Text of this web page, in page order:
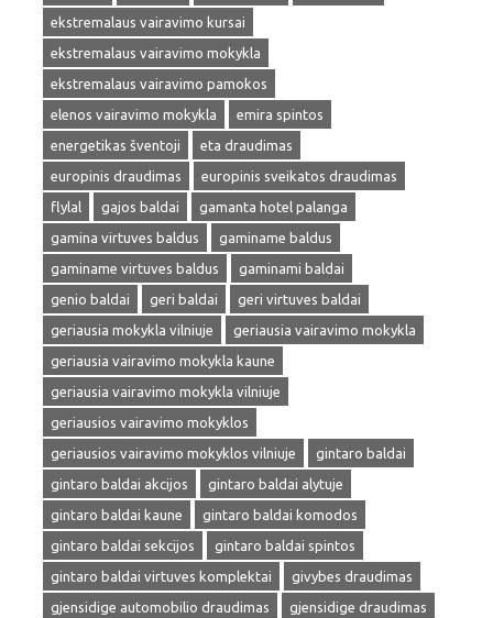
ekstremalaus vairavimo kursai
ekstremalaus vairavimo mokykla
ekstremalaus vairavimo pamokos
elenos vairavimo mokykla
emira spintos
energetikas šventoji
eta draudimas
europinis draudimas
europinis sveikatos draudimas
flylal
gajos baldai
gamanta hotel palanga
gamina virtuves baldus
gaminame baldus
gaminame virtuves baldus
gaminami baldai
genio baldai
geri baldai
geri virtuves baldai
geriausia mokykla vilniuje
geriausia vairavimo mokykla
geriausia vairavimo mokykla kaune
geriausia vairavimo mokykla vilniuje
geriausios vairavimo mokyklos
geriausios vairavimo mokyklos vilniuje
gintaro baldai
gintaro baldai akcijos
gintaro baldai alytuje
gintaro baldai kaune
gintaro baldai komodos
gintaro baldai sekcijos
gintaro baldai spintos
gintaro baldai virtuves komplektai
givybes draudimas
gjensidige automobilio draudimas
gjensidige draudimas